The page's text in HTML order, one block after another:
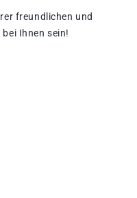
freundlichen und
Ihnen sein!